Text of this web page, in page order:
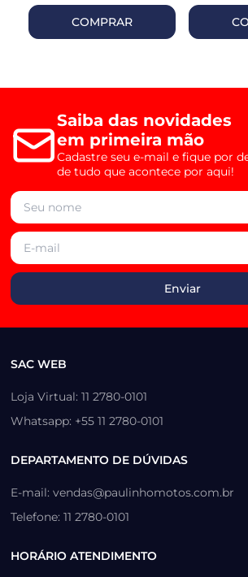
COMPRAR
Saiba das novidades
em primeira mão
Cadastre seu e-mail e fique por
de tudo que acontece por aqui!
SAC WEB
Loja Virtual: 11 2780-0101
Whatsapp: +55 11 2780-0101
DEPARTAMENTO DE DÚVIDAS
E-mail: vendas@paulinhomotos.com.br
Telefone: 11 2780-0101
HORÁRIO ATENDIMENTO